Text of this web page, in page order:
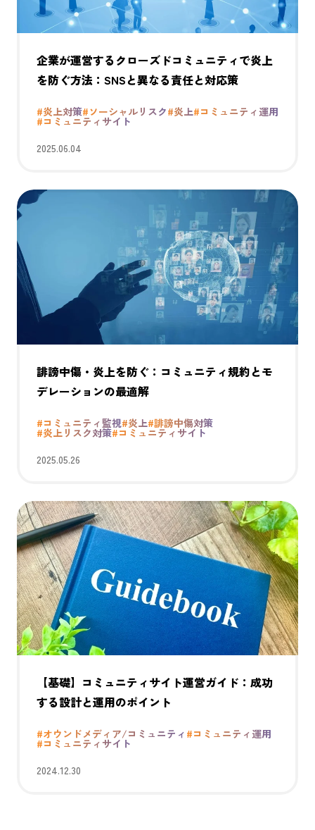
企業が運営するクローズドコミュニティで炎上
を防ぐ方法：SNSと異なる責任と対応策
#炎上対策#ソーシャルリスク#炎上#コミュニティ運用
#コミュニティサイト
2025.06.04
誹謗中傷・炎上を防ぐ：コミュニティ規約とモ
デレーションの最適解
#コミュニティ監視#炎上#誹謗中傷対策
#炎上リスク対策#コミュニティサイト
2025.05.26
【基礎】コミュニティサイト運営ガイド：成功
する設計と運用のポイント
#オウンドメディア/コミュニティ #コミュニティ運用
#コミュニティサイト
2024.12.30